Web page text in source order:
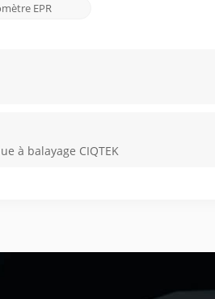
EPR
à balayage CIQTEK